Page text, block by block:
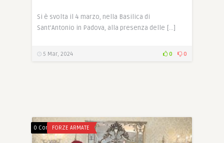
Si è svolta il 4 marzo, nella Basilica di
Sant’Antonio in Padova, alla presenza delle […]
5 Mar, 2024 0 0
0 CommentsFORZE ARMATE